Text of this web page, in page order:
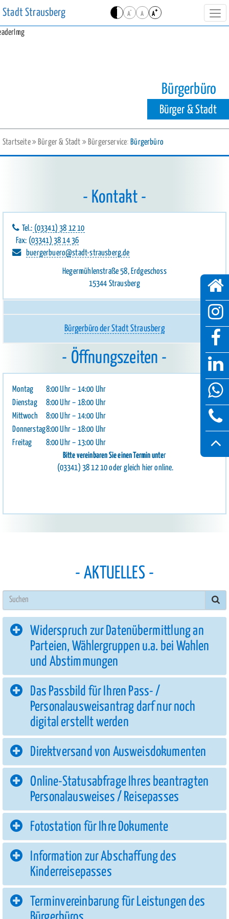
Stadt Strausberg
ein-/
A
-
A A
+
Bürgerbüro
Bürger & Stadt
Startseite Bürger & Stadt Bürgerservice Bürgerbüro
Kontakt
Tel.: (03341) 38 12 10
Fax: (03341) 38 14 36
buergerbuero@stadt-strausberg.de
Hegermühlenstraße 58, Erdgeschoss
15344 Strausberg
Bürgerbüro der Stadt Strausberg
Öffnungszeiten
Montag
8:00 Uhr – 14:00 Uhr
Dienstag
8:00 Uhr – 18:00 Uhr
Mittwoch
8:00 Uhr – 14:00 Uhr
Donnerstag8:00 Uhr – 18:00 Uhr
Freitag
8:00 Uhr – 13:00 Uhr
Bitte vereinbaren Sie einen Termin unter
(03341) 38 12 10 oder gleich hier online.
AKTUELLES
Widerspruch zur Datenübermittlung an
Parteien, Wählergruppen u.a. bei Wahlen
und Abstimmungen
Das Passbild für Ihren Pass- /
Personalausweisantrag darf nur noch
digital erstellt werden
Direktversand von Ausweisdokumenten
Online-Statusabfrage Ihres beantragten
Personalausweises / Reisepasses
Fotostation für Ihre Dokumente
Information zur Abschaffung des
Kinderreisepasses
Terminvereinbarung für Leistungen des